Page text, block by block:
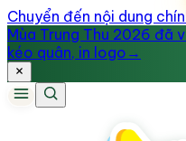
Chuyển đến nội dung
Mùa Trung Thu 2026 đã
kéo quân, in logo →